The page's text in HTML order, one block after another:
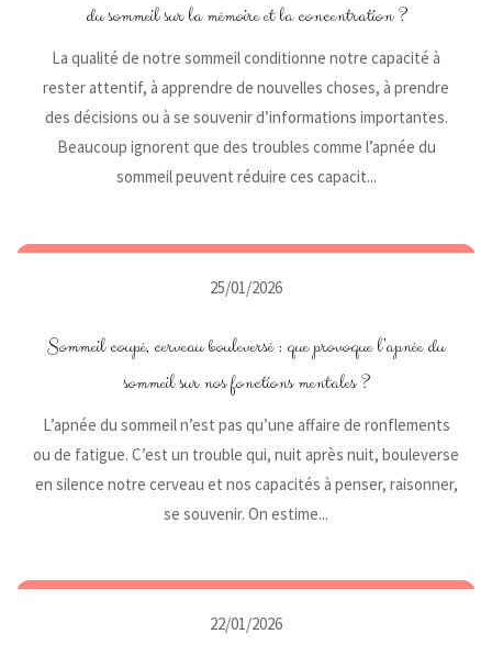
du sommeil sur la mémoire et la concentration ?
La qualité de notre sommeil conditionne notre capacité à
rester attentif, à apprendre de nouvelles choses, à prendre
des décisions ou à se souvenir d’informations importantes.
Beaucoup ignorent que des troubles comme l’apnée du
sommeil peuvent réduire ces capacit...
25/01/2026
Sommeil coupé, cerveau bouleversé : que provoque l’apnée du
sommeil sur nos fonctions mentales ?
L’apnée du sommeil n’est pas qu’une affaire de ronflements
ou de fatigue. C’est un trouble qui, nuit après nuit, bouleverse
en silence notre cerveau et nos capacités à penser, raisonner,
se souvenir. On estime...
22/01/2026